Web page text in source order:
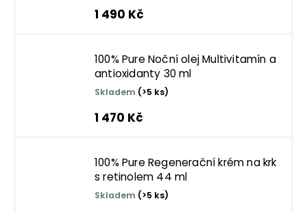
1 490 Kč
100% Pure Noční olej Multivitamín a
antioxidanty 30 ml
Skladem (>5 ks)
1 470 Kč
100% Pure Regenerační krém na krk
s retinolem 44 ml
Skladem (>5 ks)